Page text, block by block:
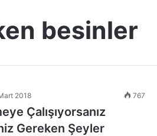
besinler
2018 767
Çalışıyorsanız
Gereken Şeyler